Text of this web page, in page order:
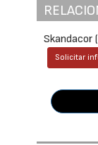
Skandacor
Solicitar